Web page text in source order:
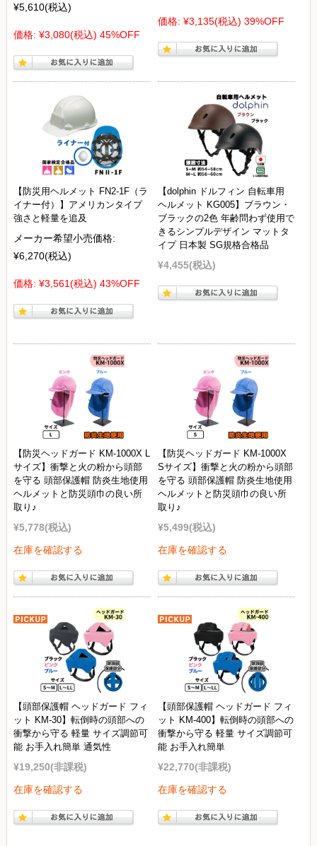
¥5,610(税込)
価格: ¥3,080(税込) 45%OFF
価格: ¥3,135(税込) 39%OFF
【防災用ヘルメット FN2-1F（ラ
イナー付）】アメリカンタイプ
強さと軽量を追及
メーカー希望小売価格:
¥6,270(税込)
価格: ¥3,561(税込) 43%OFF
【dolphin ドルフィン 自転車用
ヘルメット KG005】ブラウン・
ブラックの2色 年齢問わず使用で
きるシンプルデザイン マットタ
イプ 日本製 SG規格合格品
¥4,455(税込)
【防災ヘッドガード KM-1000X L
サイズ】衝撃と火の粉から頭部
を守る 頭部保護帽 防炎生地使用
ヘルメットと防災頭巾の良い所
取り♪
¥5,778(税込)
在庫を確認する
【防災ヘッドガード KM-1000X
Sサイズ】衝撃と火の粉から頭部
を守る 頭部保護帽 防炎生地使用
ヘルメットと防災頭巾の良い所
取り♪
¥5,499(税込)
在庫を確認する
【頭部保護帽 ヘッドガード フィ
ット KM-30】転倒時の頭部への
衝撃から守る 軽量 サイズ調節可
能 お手入れ簡単 通気性
¥19,250(非課税)
在庫を確認する
【頭部保護帽 ヘッドガード フィ
ット KM-400】転倒時の頭部への
衝撃から守る 軽量 サイズ調節可
能 お手入れ簡単
¥22,770(非課税)
在庫を確認する